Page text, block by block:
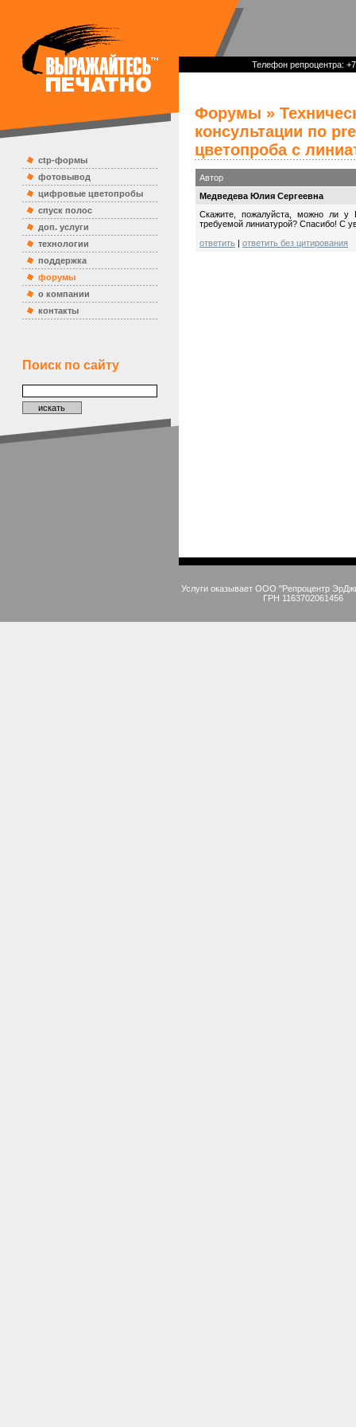
ctp-формы
фотовывод
цифровые цветопробы
спуск полос
доп. услуги
технологии
поддержка
форумы
о компании
контакты
Поиск по сайту
Телефон репроцентра:
Форумы »
консультации по
цветопроба с
Автор
Медведева Юлия Сергеевна
Скажите, пожалуйста, можно ли у
требуемой линиатурой? Спасибо! С
ответить | ответить без цитирования
Услуги оказывает ООО "Репроцентр
ГРН 1163702061456